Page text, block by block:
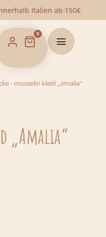
Italien ab 150€
0
- musselin kleid „amalia“
„Amalia“